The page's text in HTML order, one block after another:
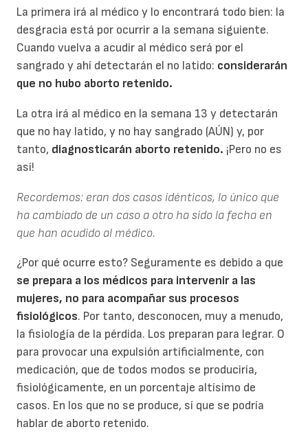
La primera irá al médico y lo encontrará todo bien: la
desgracia está por ocurrir a la semana siguiente.
Cuando vuelva a acudir al médico será por el
sangrado y ahí detectarán el no latido: considerarán
que no hubo aborto retenido.
La otra irá al médico en la semana 13 y detectarán
que no hay latido, y no hay sangrado (AÚN) y, por
tanto, diagnosticarán aborto retenido. ¡Pero no es
así!
Recordemos: eran dos casos idénticos, lo único que
ha cambiado de un caso a otro ha sido la fecha en
que han acudido al médico.
¿Por qué ocurre esto? Seguramente es debido a que
se prepara a los médicos para intervenir a las
mujeres, no para acompañar sus procesos
fisiológicos. Por tanto, desconocen, muy a menudo,
la fisiología de la pérdida. Los preparan para legrar. O
para provocar una expulsión artificialmente, con
medicación, que de todos modos se produciría,
fisiológicamente, en un porcentaje altísimo de
casos. En los que no se produce, sí que se podría
hablar de aborto retenido.